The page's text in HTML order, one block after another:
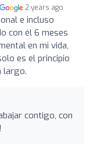
2 years ago
e incluso
con él 6 meses
en mi vida,
es el principio
largo.
contigo, con